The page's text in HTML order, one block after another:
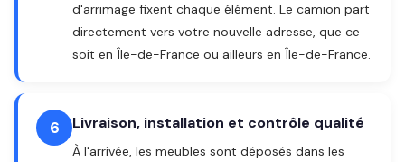
d'arrimage fixent chaque élément. Le camion part
directement vers votre nouvelle adresse, que ce
soit en Île-de-France ou ailleurs en Île-de-France.
6 Livraison, installation et contrôle qualité
À l'arrivée, les meubles sont déposés dans les